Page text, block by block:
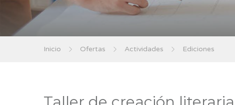
Inicio Ofertas Actividades Ediciones